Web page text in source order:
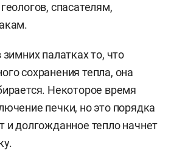
спасателям,
палатках то, что
сохранения тепла, она
Некоторое время
печки, но это порядка
и долгожданное тепло начнет